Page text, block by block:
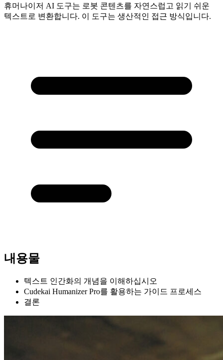
휴머나이저 AI 도구는 로봇 콘텐츠를 자연스럽고 읽기 쉬운
텍스트로 변환합니다. 이 도구는 생산적인 접근 방식입니다.
내용물
텍스트 인간화의 개념을 이해하십시오
Cudekai Humanizer Pro를 활용하는 가이드 프로세스
결론